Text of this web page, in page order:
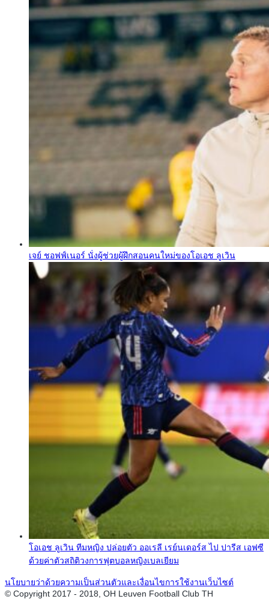
เจย์ ชอฟฟ์เนอร์ นั่งผู้ช่วยผู้ฝึกสอนคนใหม่ของโอเอช ลูเวิน
โอเอช ลูเวิน ทีมหญิง ปล่อยตัว ออเรลี เรย์นเดอร์ส ไป ปารีส เอฟซี
ด้วยค่าตัวสถิติวงการฟุตบอลหญิงเบลเยียม
นโยบายว่าด้วยความเป็นส่วนตัวและเงื่อนไขการใช้งานเว็บไซต์
© Copyright 2017 - 2018, OH Leuven Football Club TH